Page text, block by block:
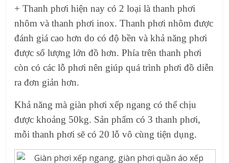
+ Thanh phơi hiện nay có 2 loại là thanh phơi
nhôm và thanh phơi inox. Thanh phơi nhôm được
đánh giá cao hơn do có độ bền và khả năng phơi
được số lượng lớn đồ hơn. Phía trên thanh phơi
còn có các lỗ phơi nên giúp quá trình phơi đồ diễn
ra đơn giản hơn.
Khả năng mà giàn phơi xếp ngang có thể chịu
được khoảng 50kg. Sản phẩm có 3 thanh phơi,
mỗi thanh phơi sẽ có 20 lỗ vô cùng tiện dụng.